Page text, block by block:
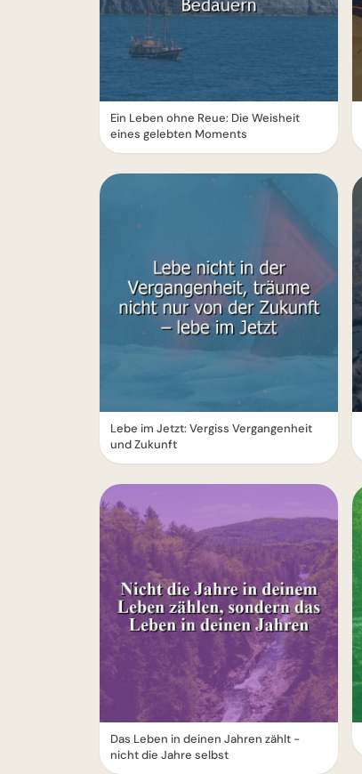
Ein Leben ohne Reue: Die Weisheit
eines gelebten Moments
Lebe im Jetzt: Vergiss Vergangenheit
und Zukunft
Das Leben in deinen Jahren zählt -
nicht die Jahre selbst